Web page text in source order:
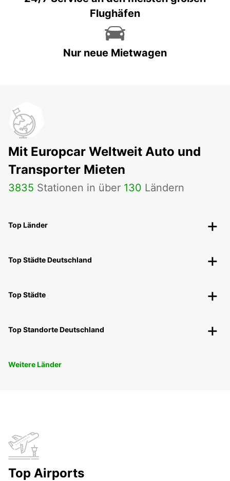
Flughäfen
Nur neue Mietwagen
Mit Europcar Weltweit Auto und
Transporter Mieten
3835 Stationen in über 130 Ländern
Top Länder
Top Städte Deutschland
Top Städte
Top Standorte Deutschland
Weitere Länder
Top Airports